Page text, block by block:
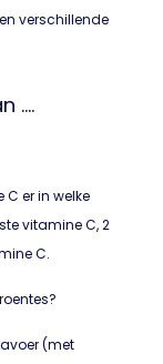
….
er in welke
vitamine C, 2
C.
(met